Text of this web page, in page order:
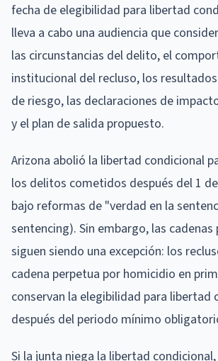
fecha de elegibilidad para libertad
lleva a cabo una audiencia que
las circunstancias del delito, el
institucional del recluso, los
de riesgo, las declaraciones de
y el plan de salida propuesto.
Arizona abolió la libertad condicional
los delitos cometidos después del 1
bajo reformas de "verdad en la
sentencing). Sin embargo, las cadenas
siguen siendo una excepción: los
cadena perpetua por homicidio en
conservan la elegibilidad para libertad
después del periodo mínimo
Si la junta niega la libertad